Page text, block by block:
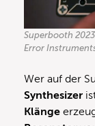
Superbooth
Error
Wer auf der
Synthesizer
Klänge